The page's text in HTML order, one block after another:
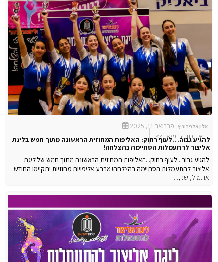
אלון אלפרוביץ פברואר 11, 2025
להגיע גבוה…לעוף רחוק: האליפות המחוזית הראשונה מתוך חמש בליגת
אליצור להתעמלות הסתיימה בהצלחה!
להגיע גבוה...לעוף רחוק...האליפות המחוזית הראשונה מתוך חמש של ליגת
אליצור להתעמלות הסתיימה בהצלחה! ארבע אליפויות מחוזיות יתקיימו החודש.
אתמול, שני,...
אל הכתבה המלאה >>